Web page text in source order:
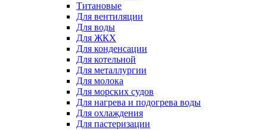
Титановые
Для вентиляции
Для воды
Для ЖКХ
Для конденсации
Для котельной
Для металлургии
Для молока
Для морских судов
Для нагрева и подогрева воды
Для охлаждения
Для пастеризации